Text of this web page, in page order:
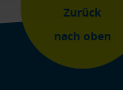
Zurück
nach oben